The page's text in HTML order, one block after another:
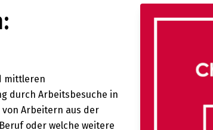
mittleren
durch Arbeitsbesuche in
Arbeitern aus der
oder welche weitere